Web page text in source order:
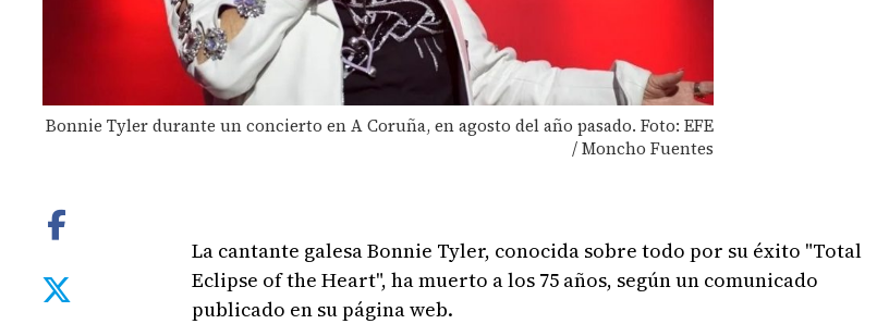
Bonnie Tyler durante un concierto en A Coruña, en agosto del año pasado. Foto: EFE
/ Moncho Fuentes
La cantante galesa Bonnie Tyler, conocida sobre todo por su éxito "Total
Eclipse of the Heart", ha muerto a los 75 años, según un comunicado
publicado en su página web.